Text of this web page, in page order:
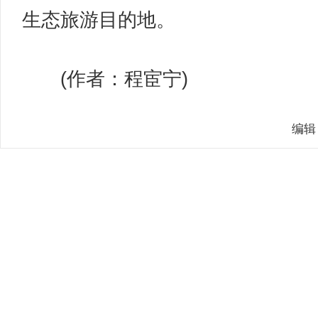
生态旅游目的地。
(作者：程宦宁)
编